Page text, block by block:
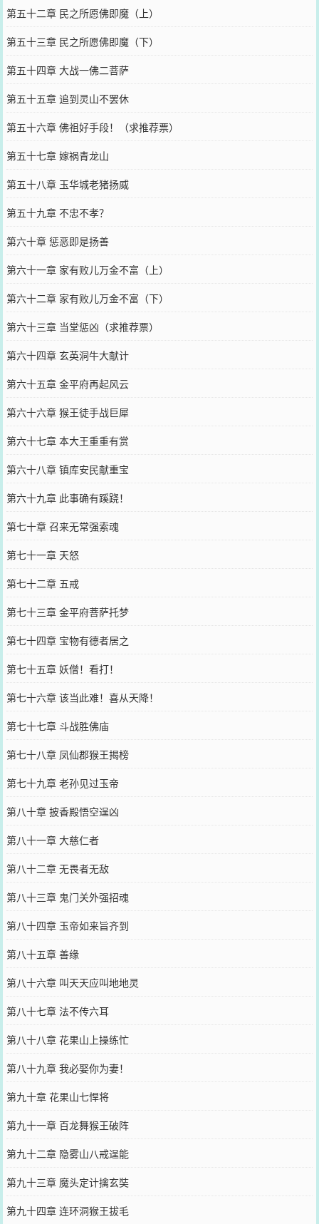
第五十二章 民之所愿佛即魔（上）
第五十三章 民之所愿佛即魔（下）
第五十四章 大战一佛二菩萨
第五十五章 追到灵山不罢休
第五十六章 佛祖好手段！（求推荐票）
第五十七章 嫁祸青龙山
第五十八章 玉华城老猪扬威
第五十九章 不忠不孝？
第六十章 惩恶即是扬善
第六十一章 家有败儿万金不富（上）
第六十二章 家有败儿万金不富（下）
第六十三章 当堂惩凶（求推荐票）
第六十四章 玄英洞牛大献计
第六十五章 金平府再起风云
第六十六章 猴王徒手战巨犀
第六十七章 本大王重重有赏
第六十八章 镇库安民献重宝
第六十九章 此事确有蹊跷！
第七十章 召来无常强索魂
第七十一章 天怒
第七十二章 五戒
第七十三章 金平府菩萨托梦
第七十四章 宝物有德者居之
第七十五章 妖僧！看打！
第七十六章 该当此难！喜从天降！
第七十七章 斗战胜佛庙
第七十八章 凤仙郡猴王揭榜
第七十九章 老孙见过玉帝
第八十章 披香殿悟空逞凶
第八十一章 大慈仁者
第八十二章 无畏者无敌
第八十三章 鬼门关外强招魂
第八十四章 玉帝如来旨齐到
第八十五章 善缘
第八十六章 叫天天应叫地地灵
第八十七章 法不传六耳
第八十八章 花果山上操练忙
第八十九章 我必娶你为妻！
第九十章 花果山七悍将
第九十一章 百龙舞猴王破阵
第九十二章 隐雾山八戒逞能
第九十三章 魔头定计擒玄奘
第九十四章 连环洞猴王拔毛